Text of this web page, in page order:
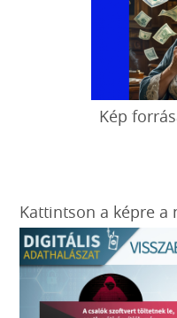
Kép
Kattintson a képre a